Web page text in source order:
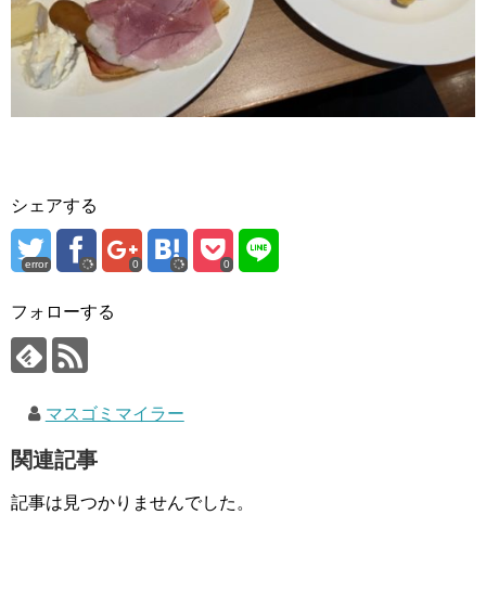
シェアする
error 0 0
フォローする
マスゴミマイラー
関連記事
記事は見つかりませんでした。